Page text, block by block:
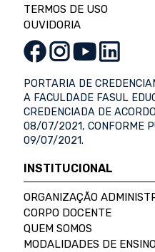
TERMOS DE USO
OUVIDORIA
PORTARIA DE
A FACULDADE FASUL
CREDENCIADA DE
08/07/2021, CONFORME
09/07/2021.
INSTITUCIONAL
ORGANIZAÇÃO
CORPO DOCENTE
QUEM SOMOS
MODALIDADES DE